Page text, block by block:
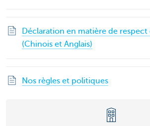
Déclaration en matière de respect
(Chinois et Anglais)
Nos règles et politiques